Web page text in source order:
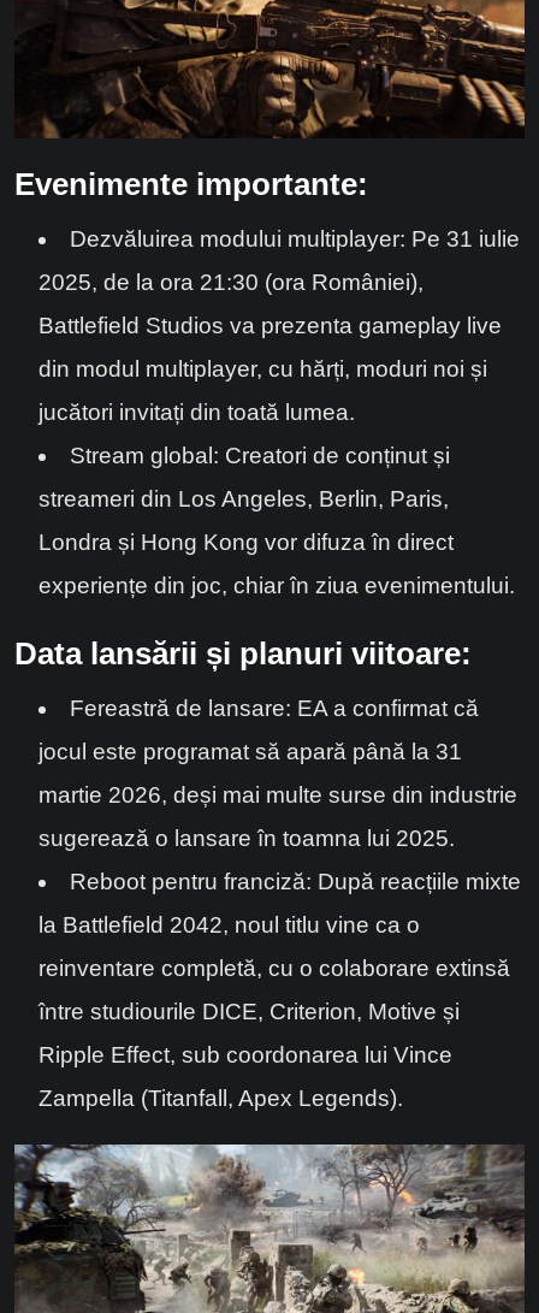
Evenimente importante:
Dezvăluirea modului multiplayer: Pe 31 iulie
2025, de la ora 21:30 (ora României),
Battlefield Studios va prezenta gameplay live
din modul multiplayer, cu hărți, moduri noi și
jucători invitați din toată lumea.
Stream global: Creatori de conținut și
streameri din Los Angeles, Berlin, Paris,
Londra și Hong Kong vor difuza în direct
experiențe din joc, chiar în ziua evenimentului.
Data lansării și planuri viitoare:
Fereastră de lansare: EA a confirmat că
jocul este programat să apară până la 31
martie 2026, deși mai multe surse din industrie
sugerează o lansare în toamna lui 2025.
Reboot pentru franciză: După reacțiile mixte
la Battlefield 2042, noul titlu vine ca o
reinventare completă, cu o colaborare extinsă
între studiourile DICE, Criterion, Motive și
Ripple Effect, sub coordonarea lui Vince
Zampella (Titanfall, Apex Legends).